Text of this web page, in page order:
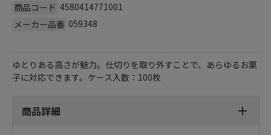
商品コード 4580414771001
メーカー品番 059348
ゆとりある高さが魅力。仕切りを取り外すことで、あらゆるお菓
子に対応できます。ケース入数：100枚
商品詳細